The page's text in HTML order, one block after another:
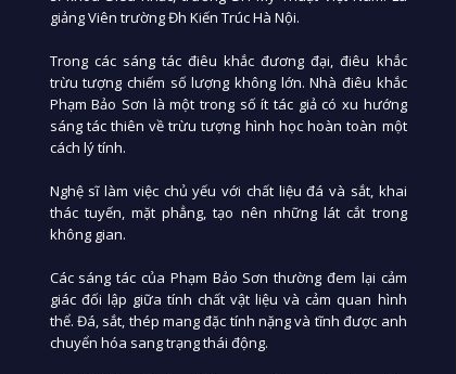
giảng Viên trường Đh Kiến Trúc Hà Nội.
Trong các sáng tác điêu khắc đương đại, điêu khắc
trừu tượng chiếm số lượng không lớn. Nhà điêu khắc
Phạm Bảo Sơn là một trong số ít tác giả có xu hướng
sáng tác thiên về trừu tượng hình học hoàn toàn một
cách lý tính.
Nghệ sĩ làm việc chủ yếu với chất liệu đá và sắt, khai
thác tuyến, mặt phẳng, tạo nên những lát cắt trong
không gian.
Các sáng tác của Phạm Bảo Sơn thường đem lại cảm
giác đối lập giữa tính chất vật liệu và cảm quan hình
thể. Đá, sắt, thép mang đặc tính nặng và tĩnh được anh
chuyển hóa sang trạng thái động.